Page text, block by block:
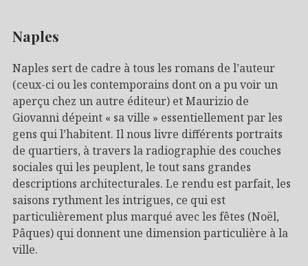
Naples
Naples sert de cadre à tous les romans de l’auteur
(ceux-ci ou les contemporains dont on a pu voir un
aperçu chez un autre éditeur) et Maurizio de
Giovanni dépeint « sa ville » essentiellement par les
gens qui l’habitent. Il nous livre différents portraits
de quartiers, à travers la radiographie des couches
sociales qui les peuplent, le tout sans grandes
descriptions architecturales. Le rendu est parfait, les
saisons rythment les intrigues, ce qui est
particulièrement plus marqué avec les fêtes (Noël,
Pâques) qui donnent une dimension particulière à la
ville.